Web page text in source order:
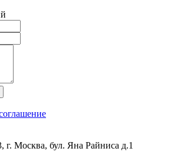
г. Москва, бул. Яна Райниса д.1